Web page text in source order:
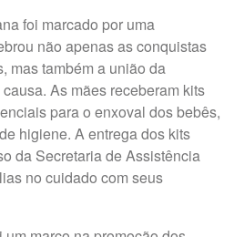
foi marcado por uma
não apenas as conquistas
mas também a união da
As mães receberam kits
para o enxoval dos bebês,
higiene. A entrega dos kits
da Secretaria de Assistência
no cuidado com seus